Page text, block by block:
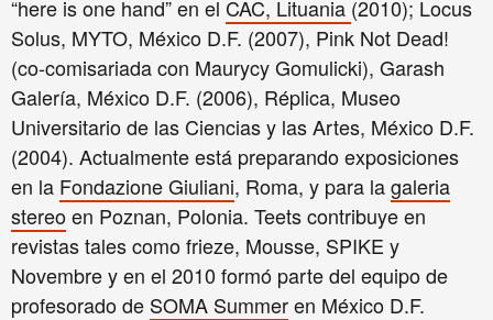
“here is one hand” en el CAC, Lituania (2010); Locus
Solus, MYTO, México D.F. (2007), Pink Not Dead!
(co-comisariada con Maurycy Gomulicki), Garash
Galería, México D.F. (2006), Réplica, Museo
Universitario de las Ciencias y las Artes, México D.F.
(2004). Actualmente está preparando exposiciones
en la Fondazione Giuliani, Roma, y para lagaleria
stereoen Poznan, Polonia. Teets contribuye en
revistas tales como frieze, Mousse, SPIKE y
Novembre y en el 2010 formó parte del equipo de
profesorado de SOMA Summeren México D.F.